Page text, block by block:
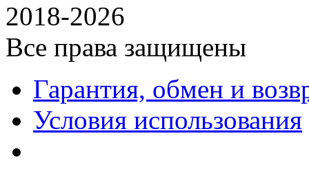
2018-2026
Все права защищены
Гарантия, обмен и
Условия использования